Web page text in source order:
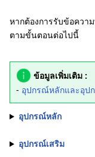
หากต้องการรับข้อควา
ตามขั้นตอนต่อไปนี้
ข้อมูลเพิ่มเติม :
- อุปกรณ์หลักและอุป
อุปกรณ์หลัก
อุปกรณ์เสริม